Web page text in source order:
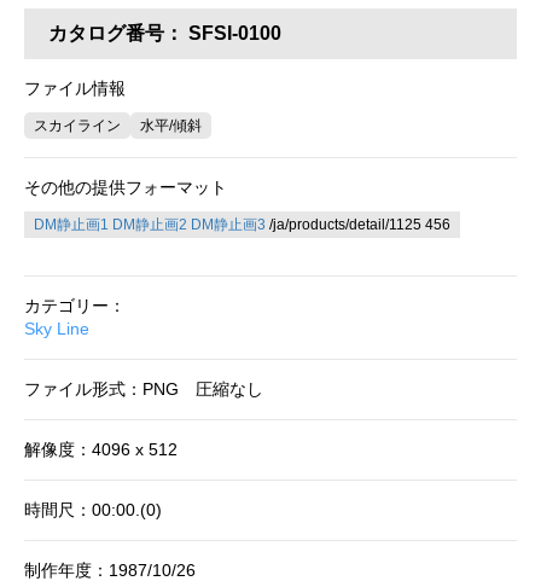
カタログ番号： SFSI-0100
ファイル情報
スカイライン 水平/傾斜
その他の提供フォーマット
DM静止画1 DM静止画2 DM静止画3 /ja/products/detail/1125 456
カテゴリー：
Sky Line
ファイル形式：PNG 圧縮なし
解像度：4096 x 512
時間尺：00:00.(0)
制作年度：1987/10/26